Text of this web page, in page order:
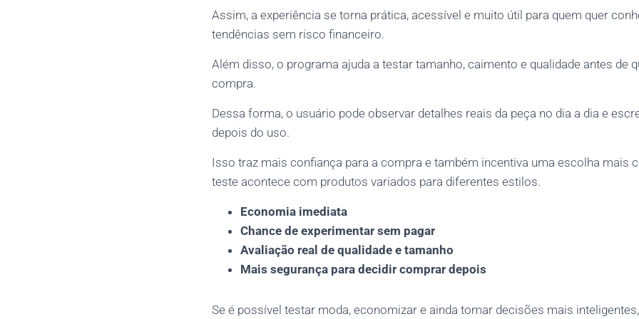
Assim, a experiência se torna prática, acessível e muito útil para quem quer
tendências sem risco financeiro.
Além disso, o programa ajuda a testar tamanho, caimento e qualidade antes de
compra.
Dessa forma, o usuário pode observar detalhes reais da peça no dia a dia e
depois do uso.
Isso traz mais confiança para a compra e também incentiva uma escolha mais
teste acontece com produtos variados para diferentes estilos.
Economia imediata
Chance de experimentar sem pagar
Avaliação real de qualidade e tamanho
Mais segurança para decidir comprar depois
Se é possível testar moda, economizar e ainda tomar decisões mais